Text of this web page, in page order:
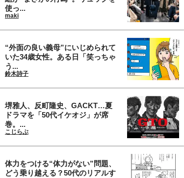
使っ...
maki
“外面の良い義母”にいじめられて
いた34歳女性。ある日「笑っちゃ
う...
鈴木詩子
堺雅人、反町隆史、GACKT…夏
ドラマを「50代イケオジ」が席
巻。...
こじらぶ
体力をつける“体力がない”問題、
どう乗り越える？50代のリアルす